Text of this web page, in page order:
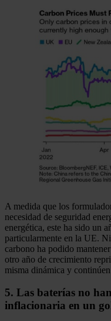
A medida que los
necesidad de seguridad
energética, este ha sido un
particularmente en la UE.
carbono ha podido
otro año de crecimiento
misma dinámica y
5. Las baterías no
inflacionaria en un